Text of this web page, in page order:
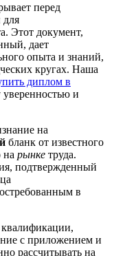
перед
для
Этот документ,
дает
опыта и знаний,
кругах. Наша
диплом в
уверенностью и
на
бланк от известного
на рынке труда.
подтвержденный
в
квалификации,
с приложением и
рассчитывать на